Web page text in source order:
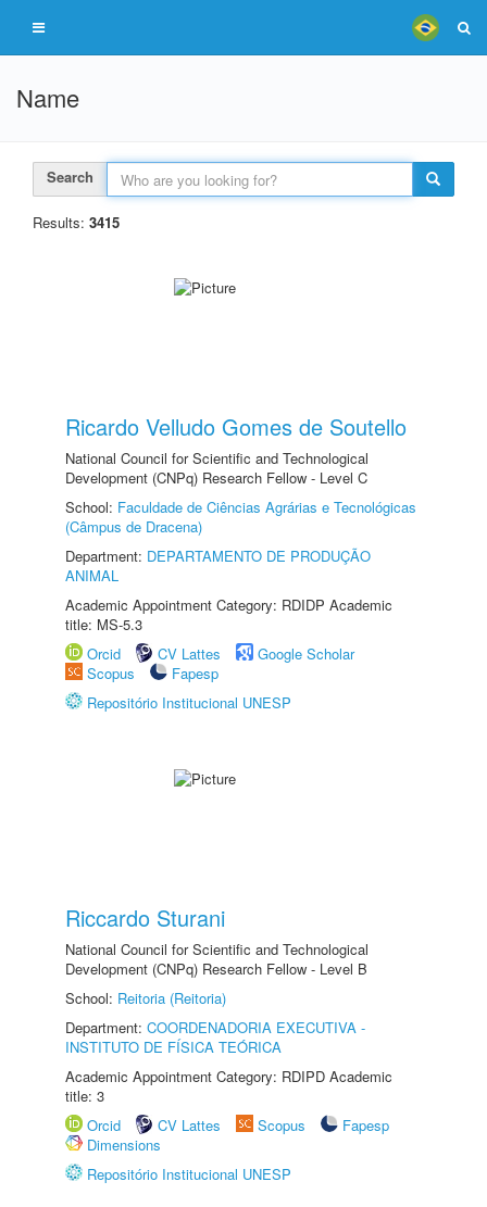
Name
Search
Results: 3415
Ricardo Velludo Gomes de Soutello
National Council for Scientific and Technological
Development (CNPq) Research Fellow - Level C
School: Faculdade de Ciências Agrárias e Tecnológicas
(Câmpus de Dracena)
Department: DEPARTAMENTO DE PRODUÇÃO
ANIMAL
Academic Appointment Category: RDIDP Academic
title: MS-5.3
Orcid
CV Lattes
Google Scholar
Scopus
Fapesp
Repositório Institucional UNESP
Riccardo Sturani
National Council for Scientific and Technological
Development (CNPq) Research Fellow - Level B
School: Reitoria (Reitoria)
Department: COORDENADORIA EXECUTIVA -
INSTITUTO DE FÍSICA TEÓRICA
Academic Appointment Category: RDIPD Academic
title: 3
Orcid
CV Lattes Scopus
Fapesp
Dimensions
Repositório Institucional UNESP